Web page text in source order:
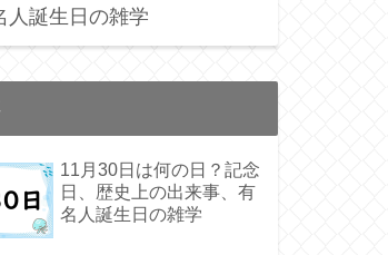
人誕生日の雑学
11月30日は何の日？記念
日、歴史上の出来事、有
名人誕生日の雑学